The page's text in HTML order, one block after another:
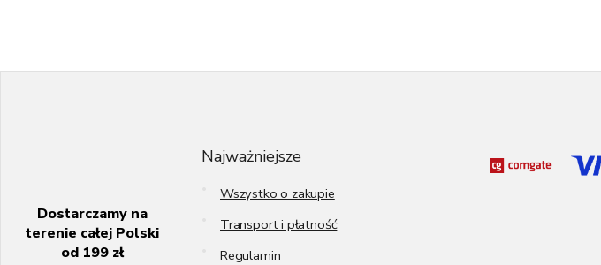
Dostarczamy na
terenie całej Polski
od 199 zł
Najważniejsze
Wszystko o zakupie
Transport i płatność
Regulamin